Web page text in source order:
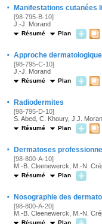
· Manifestations cutanées
[98-795-B-10]
J.-J. Morand
Résumé Plan
· Approche
[98-795-C-10]
J.-J. Morand
Résumé Plan
· Radiodermites
[98-795-D-10]
S. Abed, C. Khoury, J.J.
Résumé Plan
· Dermatoses
[98-800-A-10]
M.-B. Cleenewerck, M.-N.
Résumé Plan
· Nosographie des
[98-800-A-20]
M.-B. Cleenewerck, M.-N.
Résumé Plan